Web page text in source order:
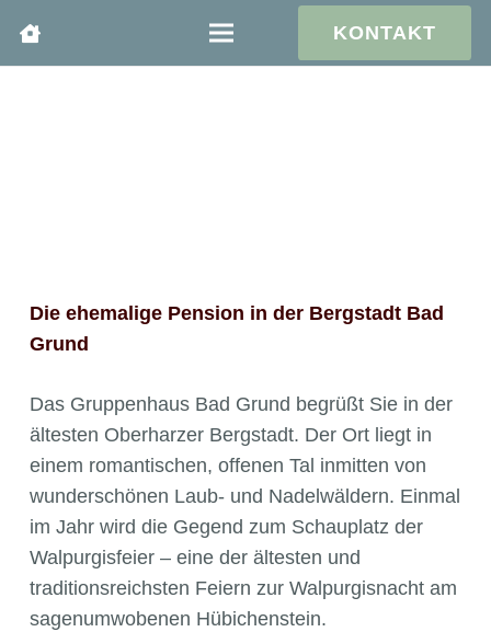
KONTAKT
Die ehemalige Pension in der Bergstadt Bad
Grund
Das Gruppenhaus Bad Grund begrüßt Sie in der
ältesten Oberharzer Bergstadt. Der Ort liegt in
einem romantischen, offenen Tal inmitten von
wunderschönen Laub- und Nadelwäldern. Einmal
im Jahr wird die Gegend zum Schauplatz der
Walpurgisfeier – eine der ältesten und
traditionsreichsten Feiern zur Walpurgisnacht am
sagenumwobenen Hübichenstein.